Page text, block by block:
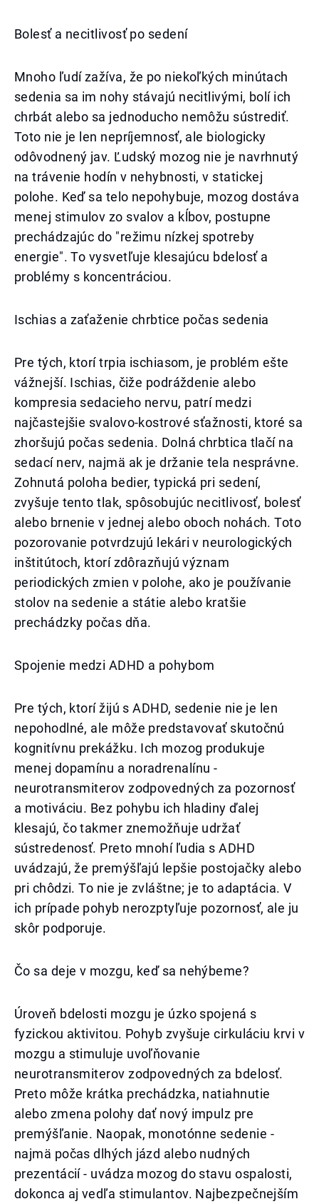
Bolesť a necitlivosť po sedení
Mnoho ľudí zažíva, že po niekoľkých minútach
sedenia sa im nohy stávajú necitlivými, bolí ich
chrbát alebo sa jednoducho nemôžu sústrediť.
Toto nie je len nepríjemnosť, ale biologicky
odôvodnený jav. Ľudský mozog nie je navrhnutý
na trávenie hodín v nehybnosti, v statickej
polohe. Keď sa telo nepohybuje, mozog dostáva
menej stimulov zo svalov a kĺbov, postupne
prechádzajúc do "režimu nízkej spotreby
energie". To vysvetľuje klesajúcu bdelosť a
problémy s koncentráciou.
Ischias a zaťaženie chrbtice počas sedenia
Pre tých, ktorí trpia ischiasom, je problém ešte
vážnejší. Ischias, čiže podráždenie alebo
kompresia sedacieho nervu, patrí medzi
najčastejšie svalovo-kostrové sťažnosti, ktoré sa
zhoršujú počas sedenia. Dolná chrbtica tlačí na
sedací nerv, najmä ak je držanie tela nesprávne.
Zohnutá poloha bedier, typická pri sedení,
zvyšuje tento tlak, spôsobujúc necitlivosť, bolesť
alebo brnenie v jednej alebo oboch nohách. Toto
pozorovanie potvrdzujú lekári v neurologických
inštitútoch, ktorí zdôrazňujú význam
periodických zmien v polohe, ako je používanie
stolov na sedenie a státie alebo kratšie
prechádzky počas dňa.
Spojenie medzi ADHD a pohybom
Pre tých, ktorí žijú s ADHD, sedenie nie je len
nepohodlné, ale môže predstavovať skutočnú
kognitívnu prekážku. Ich mozog produkuje
menej dopamínu a noradrenalínu -
neurotransmiterov zodpovedných za pozornosť
a motiváciu. Bez pohybu ich hladiny ďalej
klesajú, čo takmer znemožňuje udržať
sústredenosť. Preto mnohí ľudia s ADHD
uvádzajú, že premýšľajú lepšie postojačky alebo
pri chôdzi. To nie je zvláštne; je to adaptácia. V
ich prípade pohyb nerozptyľuje pozornosť, ale ju
skôr podporuje.
Čo sa deje v mozgu, keď sa nehýbeme?
Úroveň bdelosti mozgu je úzko spojená s
fyzickou aktivitou. Pohyb zvyšuje cirkuláciu krvi v
mozgu a stimuluje uvoľňovanie
neurotransmiterov zodpovedných za bdelosť.
Preto môže krátka prechádzka, natiahnutie
alebo zmena polohy dať nový impulz pre
premýšľanie. Naopak, monotónne sedenie -
najmä počas dlhých jázd alebo nudných
prezentácií - uvádza mozog do stavu ospalosti,
dokonca aj vedľa stimulantov. Najbezpečnejším